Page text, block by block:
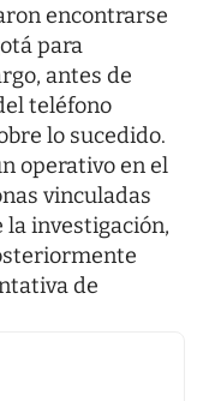
encontrarse
para
antes de
teléfono
lo sucedido.
operativo en el
vinculadas
la investigación,
de